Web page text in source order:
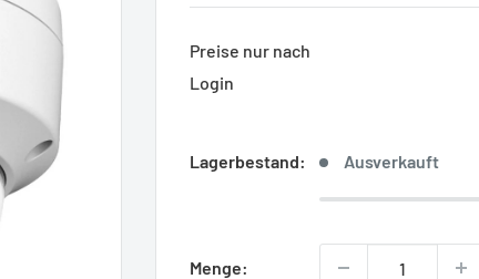
Preise nur nach
Login
Lagerbestand: Ausverkauft
Menge: